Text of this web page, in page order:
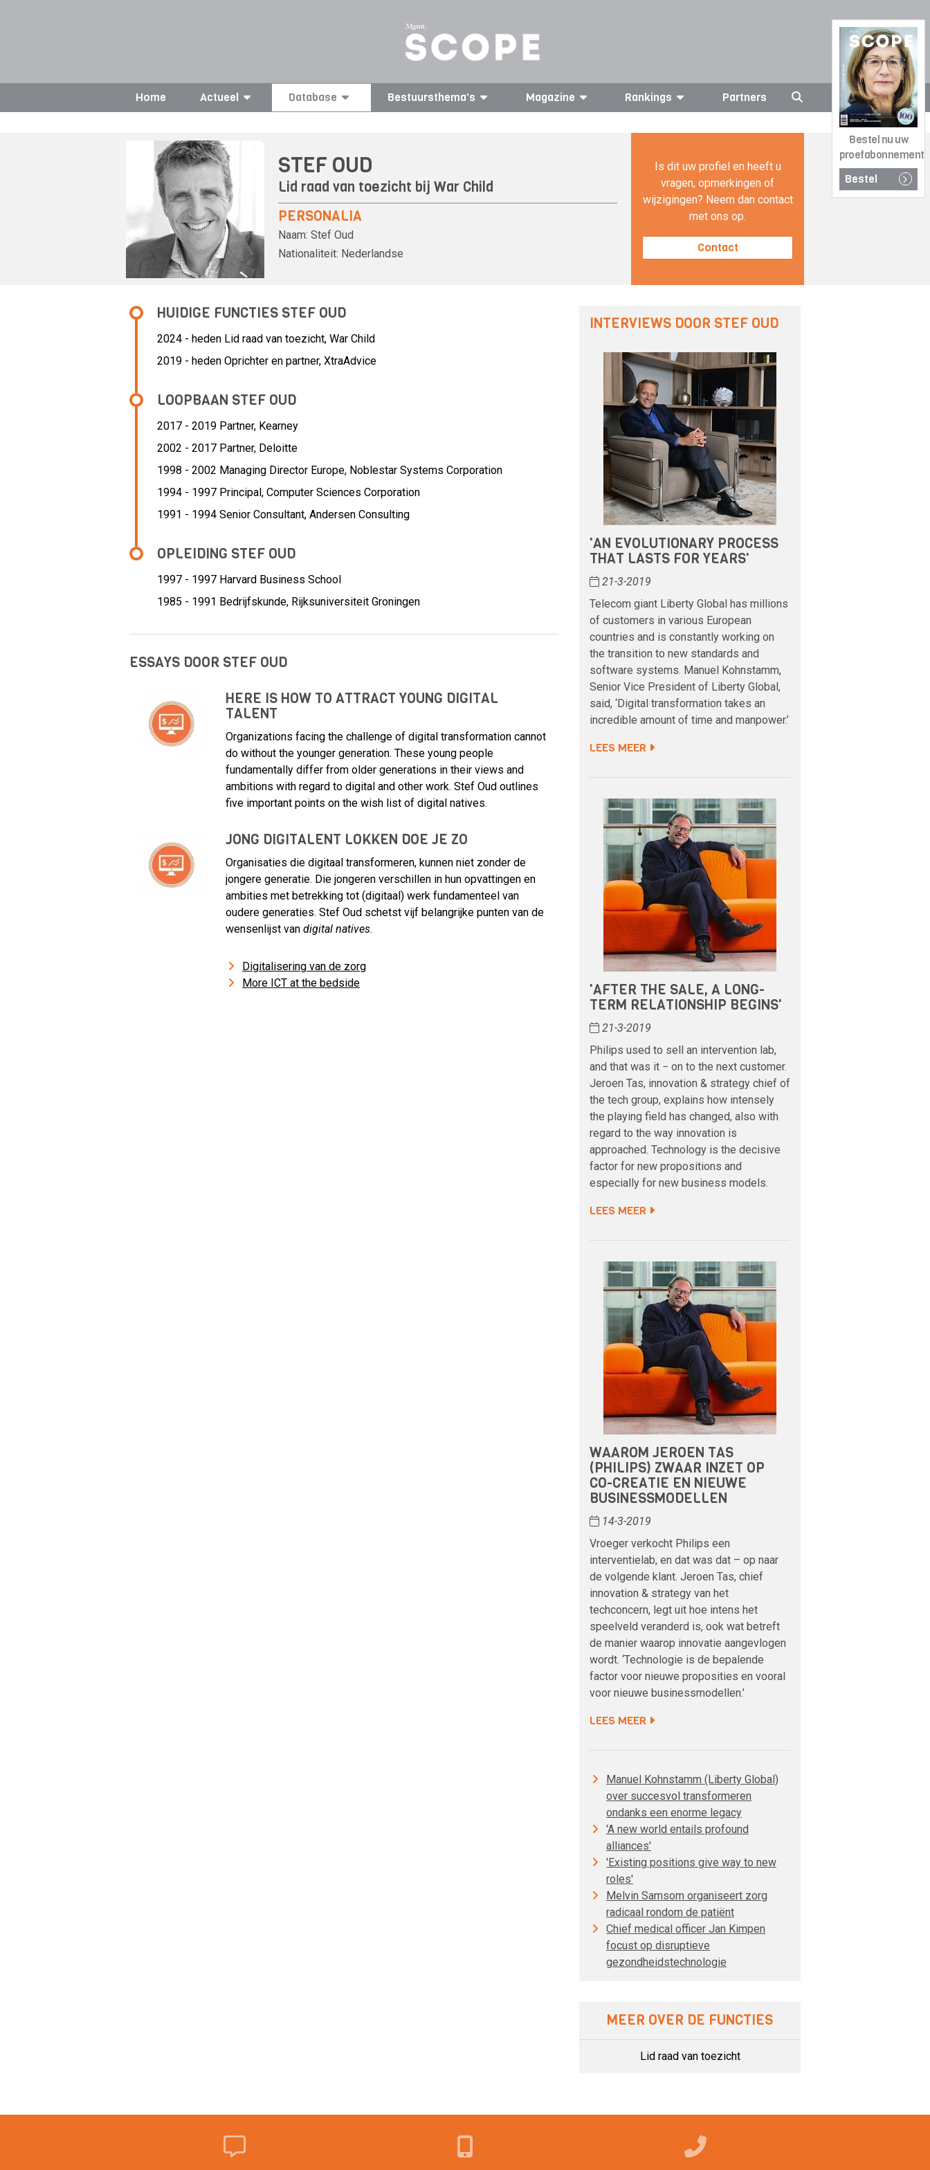
Bestel nu uw
proefabonnement
Bestel
Home Actueel Database Bestuursthema's Magazine Rankings Partners
STEF OUD
Lid raad van toezicht bij War Child
PERSONALIA
Naam: Stef Oud
Nationaliteit: Nederlandse
Is dit uw profiel en heeft u
vragen, opmerkingen of
wijzigingen? Neem dan contact
met ons op.
Contact
HUIDIGE FUNCTIES STEF OUD
2024 - heden Lid raad van toezicht, War Child
2019 - heden Oprichter en partner, XtraAdvice
LOOPBAAN STEF OUD
2017 - 2019 Partner, Kearney
2002 - 2017 Partner, Deloitte
1998 - 2002 Managing Director Europe, Noblestar Systems Corporation
1994 - 1997 Principal, Computer Sciences Corporation
1991 - 1994 Senior Consultant, Andersen Consulting
OPLEIDING STEF OUD
1997 - 1997 Harvard Business School
1985 - 1991 Bedrijfskunde, Rijksuniversiteit Groningen
ESSAYS DOOR STEF OUD
HERE IS HOW TO ATTRACT YOUNG DIGITAL
TALENT
Organizations facing the challenge of digital transformation cannot
do without the younger generation. These young people
fundamentally differ from older generations in their views and
ambitions with regard to digital and other work. Stef Oud outlines
five important points on the wish list of digital natives.
JONG DIGITALENT LOKKEN DOE JE ZO
Organisaties die digitaal transformeren, kunnen niet zonder de
jongere generatie. Die jongeren verschillen in hun opvattingen en
ambities met betrekking tot (digitaal) werk fundamenteel van
oudere generaties. Stef Oud schetst vijf belangrijke punten van de
wensenlijst van digital natives.
Digitalisering van de zorg
More ICT at the bedside
INTERVIEWS DOOR STEF OUD
'AN EVOLUTIONARY PROCESS
THAT LASTS FOR YEARS'
21-3-2019
Telecom giant Liberty Global has millions
of customers in various European
countries and is constantly working on
the transition to new standards and
software systems. Manuel Kohnstamm,
Senior Vice President of Liberty Global,
said, ‘Digital transformation takes an
incredible amount of time and manpower.’
LEES MEER
'AFTER THE SALE, A LONG-
TERM RELATIONSHIP BEGINS'
21-3-2019
Philips used to sell an intervention lab,
and that was it − on to the next customer.
Jeroen Tas, innovation & strategy chief of
the tech group, explains how intensely
the playing field has changed, also with
regard to the way innovation is
approached. Technology is the decisive
factor for new propositions and
especially for new business models.
LEES MEER
WAAROM JEROEN TAS
(PHILIPS) ZWAAR INZET OP
CO-CREATIE EN NIEUWE
BUSINESSMODELLEN
14-3-2019
Vroeger verkocht Philips een
interventielab, en dat was dat – op naar
de volgende klant. Jeroen Tas, chief
innovation & strategy van het
techconcern, legt uit hoe intens het
speelveld veranderd is, ook wat betreft
de manier waarop innovatie aangevlogen
wordt. ‘Technologie is de bepalende
factor voor nieuwe proposities en vooral
voor nieuwe businessmodellen.’
LEES MEER
Manuel Kohnstamm (Liberty Global)
over succesvol transformeren
ondanks een enorme legacy
'A new world entails profound
alliances'
'Existing positions give way to new
roles'
Melvin Samsom organiseert zorg
radicaal rondom de patiënt
Chief medical officer Jan Kimpen
focust op disruptieve
gezondheidstechnologie
MEER OVER DE FUNCTIES
Lid raad van toezicht